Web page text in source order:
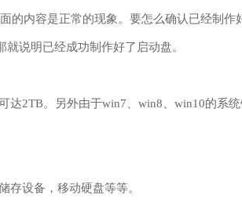
的内容是正常的现象。要怎么确认已经制作
说明已经成功制作好了启动盘。
达2TB。另外由于win7、win8、win10的系
存设备，移动硬盘等等。